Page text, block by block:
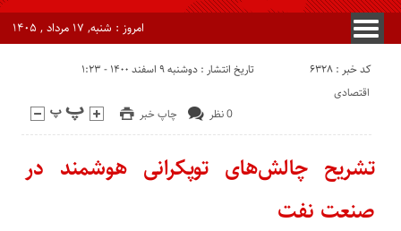
امروز : شنبه, ۱۷ مرداد , ۱۴۰۵
کد خبر : 6328 تاریخ انتشار : دوشنبه ۹ اسفند ۱۴۰۰ - ۱:۲۳
چاپ خبر 0 نظر
اقتصادی
تشریح چالش‌های توپکرانی هوشمند در
صنعت نفت